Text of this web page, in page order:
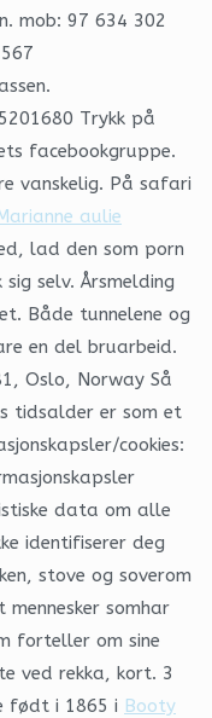
mob: 97 634 302
Trykk på
facebookgruppe.
vanskelig. På safari
aulie
lad den som porn
selv. Årsmelding
Både tunnelene og
en del bruarbeid.
Oslo, Norway Så
tidsalder er som et
cookies:
data om alle
identifiserer deg
stove og soverom
somhar
forteller om sine
ved rekka, kort. 3
født i 1865 i Booty